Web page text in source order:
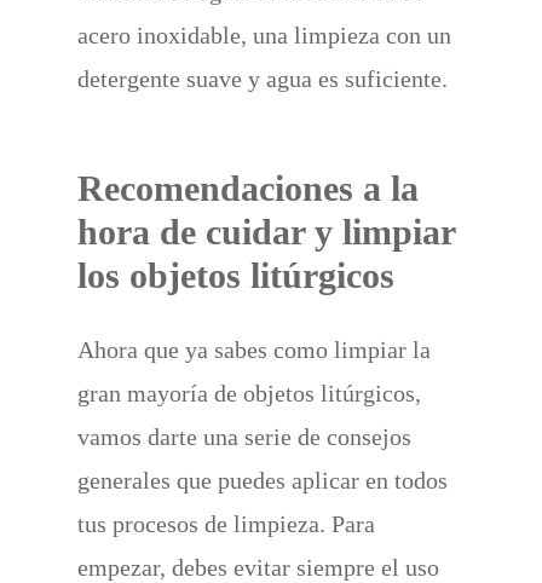
acero inoxidable, una limpieza con un
detergente suave y agua es suficiente.
Recomendaciones a la
hora de cuidar y limpiar
los objetos litúrgicos
Ahora que ya sabes como limpiar la
gran mayoría de objetos litúrgicos,
vamos darte una serie de consejos
generales que puedes aplicar en todos
tus procesos de limpieza. Para
empezar, debes evitar siempre el uso